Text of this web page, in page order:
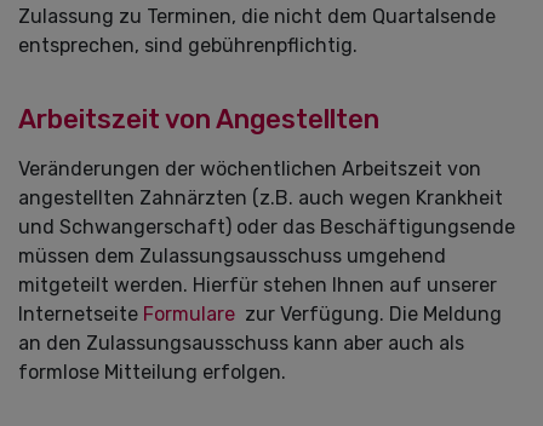
Zulassung zu Terminen, die nicht dem Quartalsende
entsprechen, sind gebührenpflichtig.
Arbeitszeit von Angestellten
Veränderungen der wöchentlichen Arbeitszeit von
angestellten Zahnärzten (z.B. auch wegen Krankheit
und Schwangerschaft) oder das Beschäftigungsende
müssen dem Zulassungsausschuss umgehend
mitgeteilt werden. Hierfür stehen Ihnen auf unserer
Internetseite Formulare zur Verfügung. Die Meldung
an den Zulassungsausschuss kann aber auch als
formlose Mitteilung erfolgen.